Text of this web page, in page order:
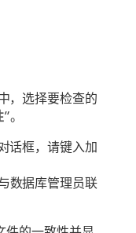
，选择要检查的
”。
话框，请键入加
数据库管理员联